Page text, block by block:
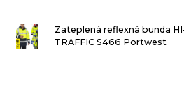
Zateplená reflexná bunda
TRAFFIC S466 Portwest